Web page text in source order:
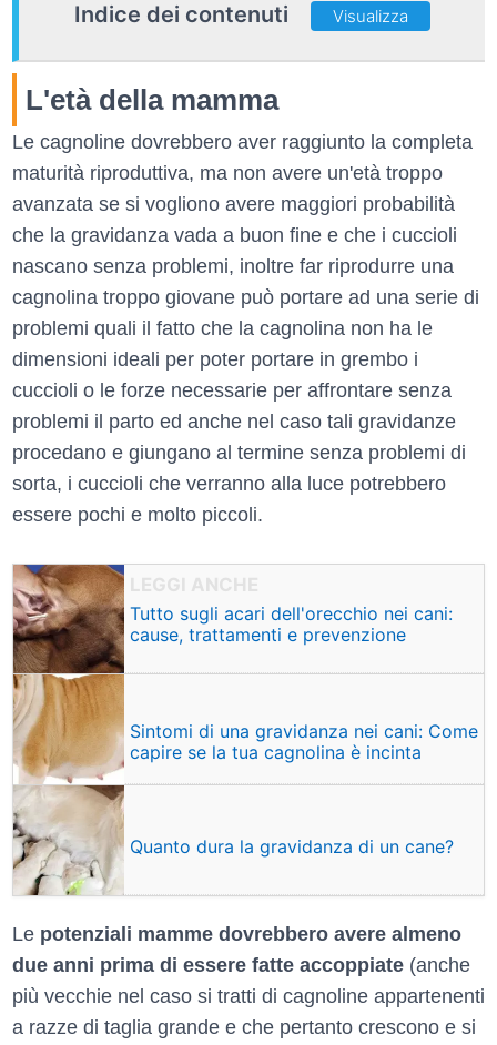
Indice dei contenuti Visualizza
L'età della mamma
Le cagnoline dovrebbero aver raggiunto la completa
maturità riproduttiva, ma non avere un'età troppo
avanzata se si vogliono avere maggiori probabilità
che la gravidanza vada a buon fine e che i cuccioli
nascano senza problemi, inoltre far riprodurre una
cagnolina troppo giovane può portare ad una serie di
problemi quali il fatto che la cagnolina non ha le
dimensioni ideali per poter portare in grembo i
cuccioli o le forze necessarie per affrontare senza
problemi il parto ed anche nel caso tali gravidanze
procedano e giungano al termine senza problemi di
sorta, i cuccioli che verranno alla luce potrebbero
essere pochi e molto piccoli.
Tutto sugli acari dell'orecchio nei cani:
cause, trattamenti e prevenzione
Sintomi di una gravidanza nei cani: Come
capire se la tua cagnolina è incinta
Quanto dura la gravidanza di un cane?
Le potenziali mamme dovrebbero avere almeno
due anni prima di essere fatte accoppiate (anche
più vecchie nel caso si tratti di cagnoline appartenenti
a razze di taglia grande e che pertanto crescono e si